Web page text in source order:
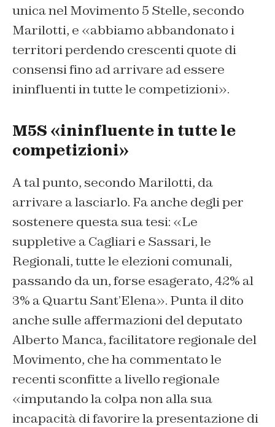
unica nel Movimento 5 Stelle, secondo
Marilotti, e «abbiamo abbandonato i
territori perdendo crescenti quote di
consensi fino ad arrivare ad essere
ininfluenti in tutte le competizioni».
M5S «ininfluente in tutte le
competizioni»
A tal punto, secondo Marilotti, da
arrivare a lasciarlo. Fa anche degli per
sostenere questa sua tesi: «Le
suppletive a Cagliari e Sassari, le
Regionali, tutte le elezioni comunali,
passando da un, forse esagerato, 42% al
3% a Quartu Sant’Elena». Punta il dito
anche sulle affermazioni del deputato
Alberto Manca, facilitatore regionale del
Movimento, che ha commentato le
recenti sconfitte a livello regionale
«imputando la colpa non alla sua
incapacità di favorire la presentazione di